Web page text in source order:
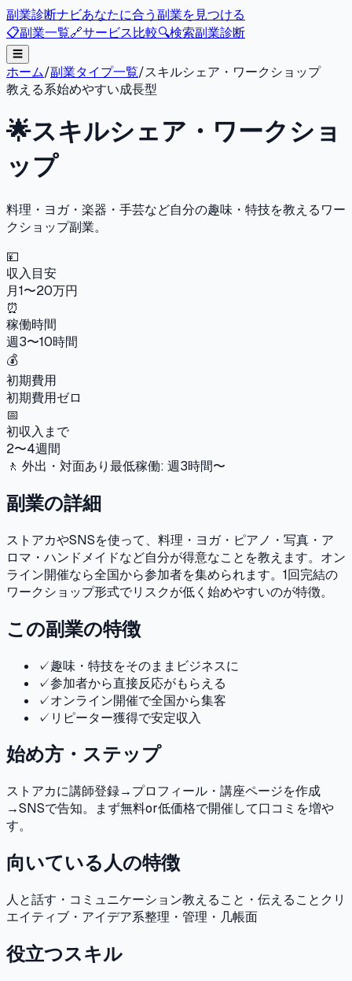
副業診断ナビあなたに合う副業を見つける
📋副業一覧🔗サービス比較🔍検索副業診断
☰
ホーム/副業タイプ一覧/スキルシェア・ワークショップ
教える系始めやすい成長型
🌟スキルシェア・ワークショ
ップ
料理・ヨガ・楽器・手芸など自分の趣味・特技を教えるワー
クショップ副業。
💴
収入目安
月1〜20万円
⏰
稼働時間
週3〜10時間
💰
初期費用
初期費用ゼロ
📅
初収入まで
2〜4週間
🚶 外出・対面あり最低稼働: 週3時間〜
副業の詳細
ストアカやSNSを使って、料理・ヨガ・ピアノ・写真・ア
ロマ・ハンドメイドなど自分が得意なことを教えます。オン
ライン開催なら全国から参加者を集められます。1回完結の
ワークショップ形式でリスクが低く始めやすいのが特徴。
この副業の特徴
✓趣味・特技をそのままビジネスに
✓参加者から直接反応がもらえる
✓オンライン開催で全国から集客
✓ リピーター獲得で安定収入
始め方・ステップ
ストアカに講師登録→プロフィール・講座ページを作成
→SNSで告知。まず無料or低価格で開催して口コミを増や
す。
向いている人の特徴
人と話す・コミュニケーション教えること・伝えること クリ
エイティブ・アイデア系整理・管理・几帳面
役立つスキル